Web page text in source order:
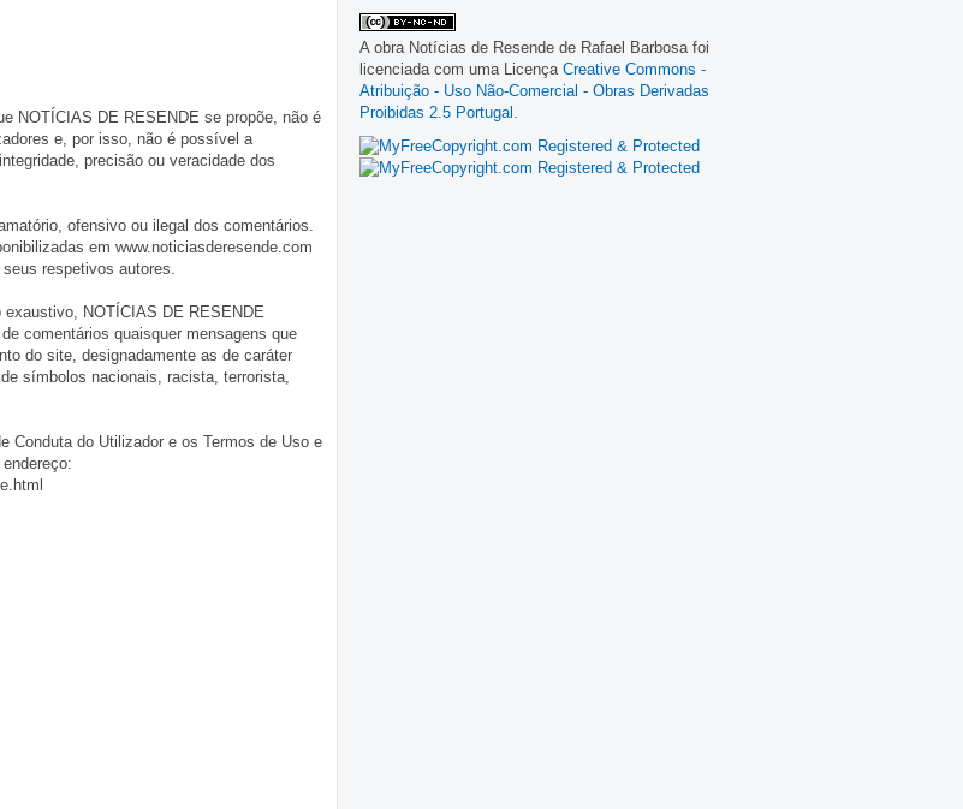
NOTÍCIAS DE RESENDE se propõe, não é
e, por isso, não é possível a
precisão ou veracidade dos
ofensivo ou ilegal dos comentários.
em www.noticiasderesende.com
respetivos autores.
NOTÍCIAS DE RESENDE
comentários quaisquer mensagens que
do site, designadamente as de caráter
símbolos nacionais, racista, terrorista,
Conduta do Utilizador e os Termos de Uso e
A obra Notícias de Resende de Rafael Barbosa foi
licenciada com uma Licença Creative Commons -
Atribuição - Uso Não-Comercial - Obras Derivadas
Proibidas 2.5 Portugal